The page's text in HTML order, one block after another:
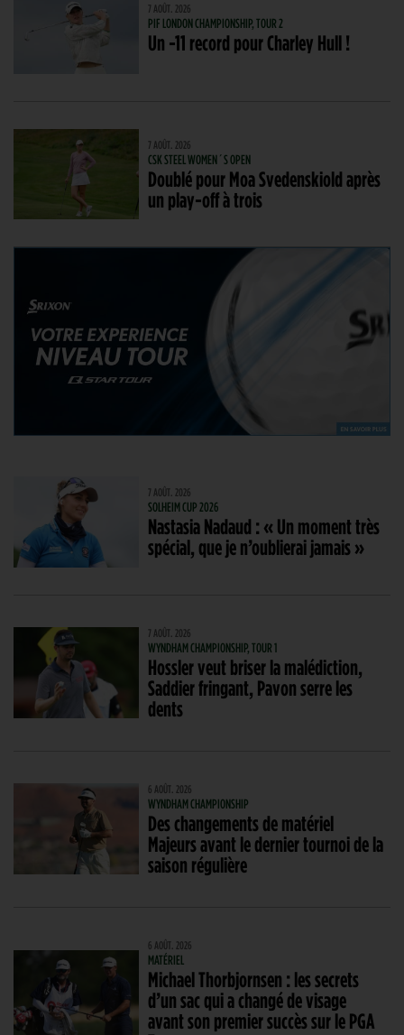
7 AOÛT. 2026
PIF LONDON CHAMPIONSHIP, TOUR 2
Un -11 record pour Charley Hull !
7 AOÛT. 2026
CSK STEEL WOMEN´S OPEN
Doublé pour Moa Svedenskiold après
un play-off à trois
7 AOÛT. 2026
SOLHEIM CUP 2026
Nastasia Nadaud : « Un moment très
spécial, que je n’oublierai jamais »
7 AOÛT. 2026
WYNDHAM CHAMPIONSHIP, TOUR 1
Hossler veut briser la malédiction,
Saddier fringant, Pavon serre les
dents
6 AOÛT. 2026
WYNDHAM CHAMPIONSHIP
Des changements de matériel
Majeurs avant le dernier tournoi de la
saison régulière
6 AOÛT. 2026
MATÉRIEL
Michael Thorbjornsen : les secrets
d’un sac qui a changé de visage
avant son premier succès sur le PGA